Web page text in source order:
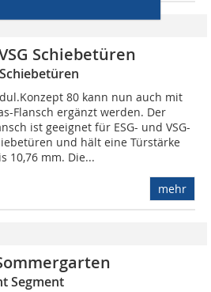
Schiebetüren
80 kann nun auch mit
Flansch ergänzt werden. Der
ist geeignet für ESG- und VSG-
und hält eine Türstärke
10,76 mm. Die...
mehr
Segment